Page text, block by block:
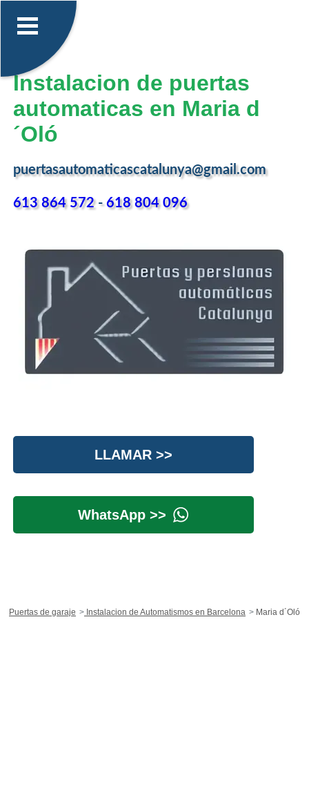
Instalacion de puertas
automaticas en Maria d
´Oló
puertasautomaticascatalunya@gmail.com
613 864 572-618 804 096
LLAMAR >>
WhatsApp >>
Puertas de garaje Instalacion de Automatismos en Barcelona Maria d´Oló